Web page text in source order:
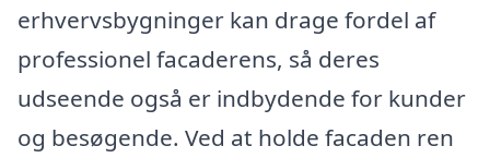
erhvervsbygninger kan drage fordel af
professionel facaderens, så deres
udseende også er indbydende for kunder
og besøgende. Ved at holde facaden ren